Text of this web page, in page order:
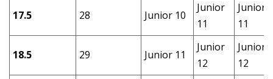
17.5 28 Junior 10
Junior
11
Junior
11
18.5 29 Junior 11
Junior
12
Junior
12